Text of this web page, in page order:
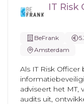
IT Risk
BeFrank
Amsterdam
Als IT Risk
adviseert het MT,
audits uit,